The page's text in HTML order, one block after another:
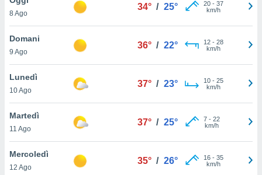
è
al sito
di
ci
di
il
un
8 Ago
34° / 25° 20- 37
km/h
Domani
9 Ago
36° / 22° 12- 28
km/h
Lunedì
10 Ago
37° / 23° 10- 25
km/h
Martedì
11 Ago
37° / 25° 7- 22
km/h
Mercoledì
12 Ago
35° / 26° 16- 35
km/h